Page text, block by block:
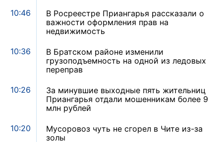
10:46
В Росреестре Приангарья рассказали о
важности оформления прав на
недвижимость
10:36
В Братском районе изменили
грузоподъемность на одной из ледовых
переправ
10:26
За минувшие выходные пять жительниц
Приангарья отдали мошенникам более 9
млн рублей
10:20
Мусоровоз чуть не сгорел в Чите из-за
золы